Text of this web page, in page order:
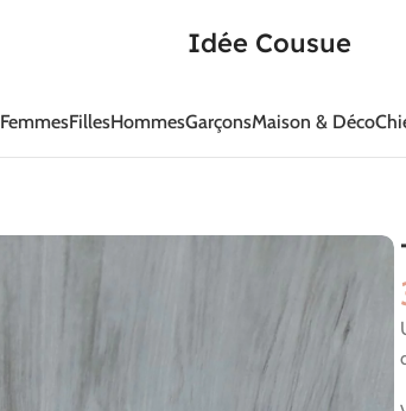
Idée Cousue
FemmesFillesHommesGarçonsMaison & Déco